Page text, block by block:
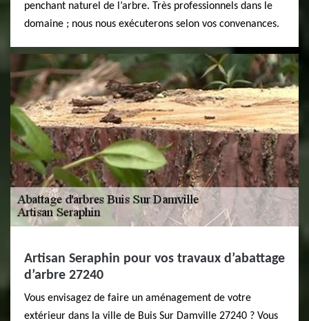
penchant naturel de l’arbre. Très professionnels dans le
domaine ; nous nous exécuterons selon vos convenances.
Artisan Seraphin pour vos travaux d’abattage
d’arbre 27240
Vous envisagez de faire un aménagement de votre
extérieur dans la ville de Buis Sur Damville 27240 ? Vous